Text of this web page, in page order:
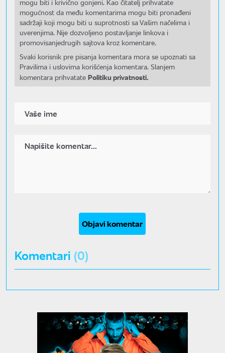
mogu biti i krivično gonjeni. Kao čitatelj prihvatate
mogućnost da među komentarima mogu biti pronađeni
sadržaji koji mogu biti u suprotnosti sa Vašim načelima i
uverenjima. Nije dozvoljeno postavljanje linkova i
promovisanjedrugih sajtova kroz komentare.
Svaki korisnik pre pisanja komentara mora se upoznati sa
Pravilima i uslovima korišćenja komentara. Slanjem
komentara prihvatate Politiku privatnosti.
Objavi komentar
Komentari (0)